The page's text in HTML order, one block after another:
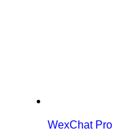
WexChat